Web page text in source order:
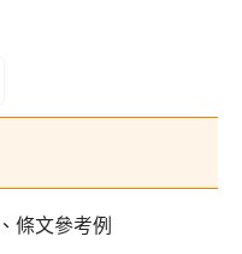
條文參考例